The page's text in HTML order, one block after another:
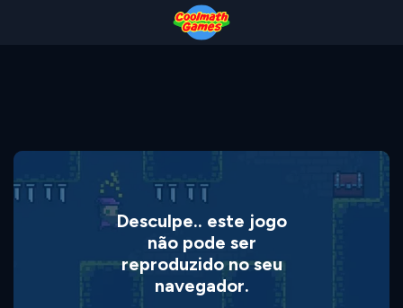
Desculpe.. este jogo
não pode ser
reproduzido no seu
navegador.